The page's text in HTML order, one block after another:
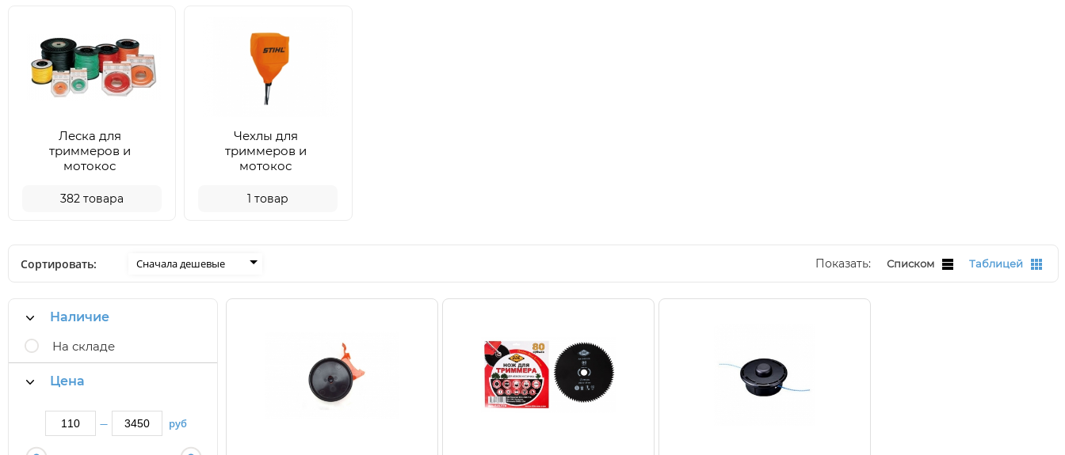
Леска для
триммеров и
мотокос
382товара
Чехлы для
триммеров и
мотокос
1товар
Сортировать: Сначала дешевые Показать: Списком Таблицей
Наличие
На складе
Цена
— руб